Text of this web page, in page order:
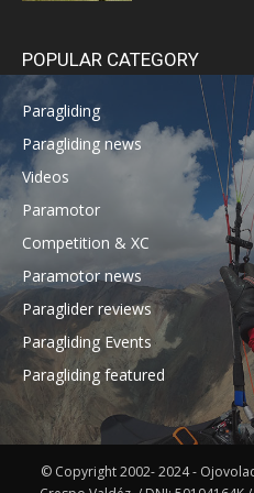
POPULAR CATEGORY
Paragliding
Paragliding news
Videos
Paramotor
Competition & XC
Paramotor news
Paraglider reviews
Paragliding Events
Paragliding featured
© Copyright 2002- 2024 -